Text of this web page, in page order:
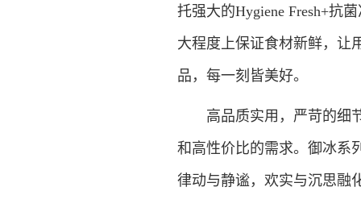
托强大的Hygiene Fresh+抗
大程度上保证食材新鲜，让
品，每一刻皆美好。
高品质实用，严苛的细节
和高性价比的需求。御冰系
律动与静谧，欢实与沉思融